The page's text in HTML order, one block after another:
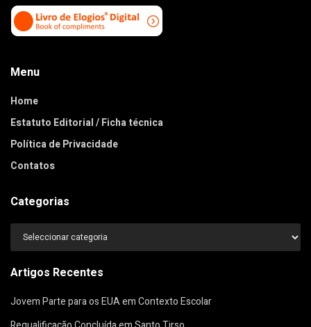
Menu
Home
Estatuto Editorial / Ficha técnica
Política de Privacidade
Contatos
Categorias
Categorias
Artigos Recentes
Jovem Parte para os EUA em Contexto Escolar